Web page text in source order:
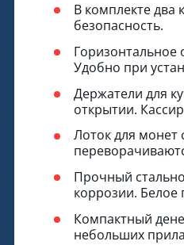
В комплекте два
безопасность.
Горизонтальное
Удобно при
Держатели для
открытии.
Лоток для монет
Прочный
коррозии. Белое
Компактный
небольших